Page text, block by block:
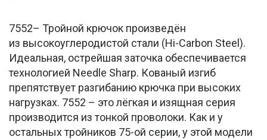
7552– Тройной крючок произведён
из высокоуглеродистой стали (Hi-Carbon Steel).
Идеальная, острейшая заточка обеспечивается
технологией Needle Sharp. Кованый изгиб
препятствует разгибанию крючка при высоких
нагрузках. 7552 – это лёгкая и изящная серия
производится из тонкой проволоки. Как и у
остальных тройников 75-ой серии, у этой модели